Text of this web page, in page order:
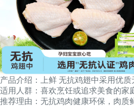
产品介绍：上鲜 无抗鸡翅中采用优
适用人群：喜欢烹饪或追求美食的家
推荐理由：无抗鸡肉健康环保，肉质